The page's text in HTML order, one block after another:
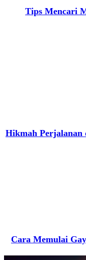
Tips Mencari
Hikmah Perjalanan
Cara Memulai